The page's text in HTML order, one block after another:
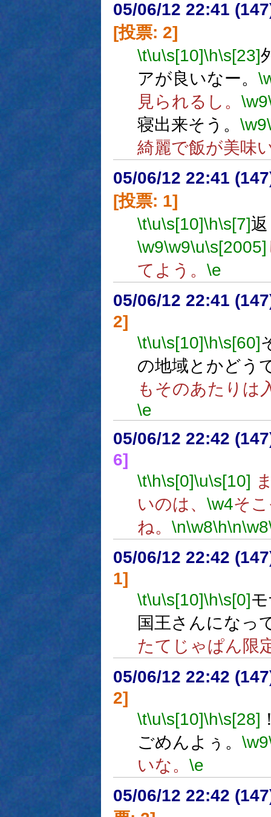
05/06/12 22:41
[投票: 2]
\t\u\s[10]\h\s[23]
アが良いなー。
見られるし。 \w9
寝出来そう。 \w9
綺麗で飯が美味
05/06/12 22:41
[投票: 1]
\t\u\s[10]\h\s[7]
\w9\w9\u\s[2005]
てよう。 \e
05/06/12 22:41
2]
\t\u\s[10]\h\s[60]
の地域とかどう
もそのあたりは
\e
05/06/12 22:42
6]
\t\h\s[0]\u\s[10]
いのは、 \w4そ
ね。 \n\w8\h\n\w8
05/06/12 22:42
1]
\t\u\s[10]\h\s[0]
国王さんになっ
たてじゃぱん限
05/06/12 22:42
2]
\t\u\s[10]\h\s[28]
ごめんよぅ。 \w9
いな。 \e
05/06/12 22:42